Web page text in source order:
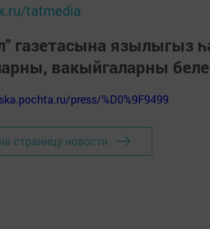
tatmedia
газетасына язылыгыз
вакыйгаларны
press/%D0%9F9499
страницу новости